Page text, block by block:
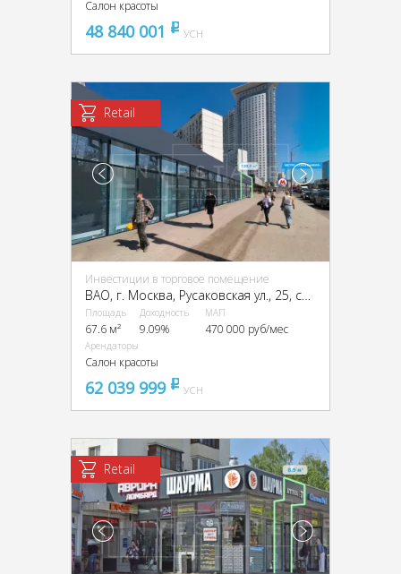
Салон красоты
48 840 001 pуб
УСН
Retail
Инвестиции в торговое помещение
ВАО, г. Москва, Русаковская ул., 25, стр. 1
Площадь
67.6 м²
Доходность
9.09%
МАП
470 000 руб/мес
Арендаторы
Салон красоты
62 039 999 pуб
УСН
Retail